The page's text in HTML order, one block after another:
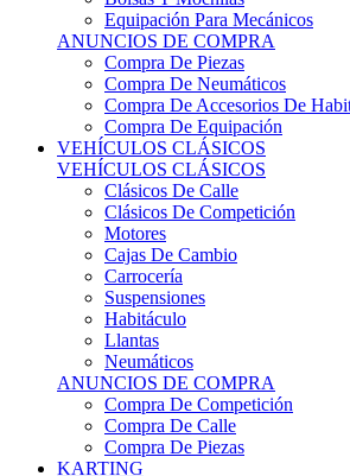
Equipación Para Mecánicos
ANUNCIOS DE COMPRA
Compra De Piezas
Compra De Neumáticos
Compra De Accesorios De
Compra De Equipación
VEHÍCULOS CLÁSICOS
VEHÍCULOS CLÁSICOS
Clásicos De Calle
Clásicos De Competición
Motores
Cajas De Cambio
Carrocería
Suspensiones
Habitáculo
Llantas
Neumáticos
ANUNCIOS DE COMPRA
Compra De Competición
Compra De Calle
Compra De Piezas
KARTING